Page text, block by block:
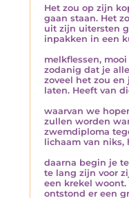
Het zou op zijn
gaan staan. Het
uit zijn uitersten
inpakken in een
melkflessen,
zodanig dat je
zoveel het zou en
laten. Heeft van
waarvan we
zullen worden
zwemdiploma
lichaam van niks,
daarna begin je
te lang zijn voor
een krekel
ontstond er een